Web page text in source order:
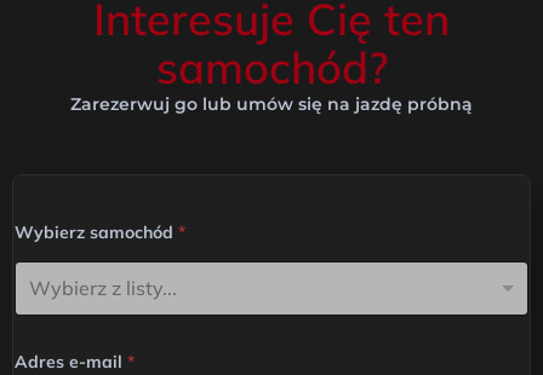
Interesuje Cię ten
samochód?
Zarezerwuj go lub umów się na jazdę próbną
Wybierz samochód *
Wybierz z listy...
Adres e-mail *